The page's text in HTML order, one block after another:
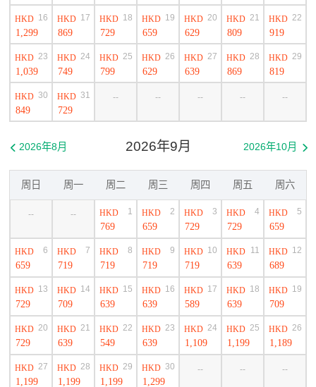
HKD
1,299
16 HKD
869
17 HKD
729
18 HKD
659
19 HKD
629
20 HKD
809
21 HKD
919
22
HKD
1,039
23 HKD
749
24 HKD
799
25 HKD
629
26 HKD
639
27 HKD
869
28 HKD
819
29
HKD
849
30 HKD
729
31 -- -- -- -- --
2026年9月
 2026年8月 2026年10月 
周日 周一 周二 周三 周四 周五 周六
-- -- HKD
769
1 HKD
659
2 HKD
729
3 HKD
729
4 HKD
659
5
HKD
659
6 HKD
719
7 HKD
719
8 HKD
719
9 HKD
719
10 HKD
639
11 HKD
689
12
HKD
729
13 HKD
709
14 HKD
639
15 HKD
639
16 HKD
589
17 HKD
639
18 HKD
709
19
HKD
729
20 HKD
639
21 HKD
549
22 HKD
639
23 HKD
1,109
24 HKD
1,199
25 HKD
1,189
26
HKD
1,199
27 HKD
1,199
28 HKD
1,199
29 HKD
1,299
30 -- -- --